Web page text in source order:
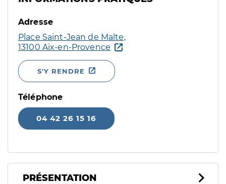
Adresse
Place Saint-Jean de Malte,
13100 Aix-en-Provence
S'Y RENDRE
Téléphone
04 42 26 15 16
PRÉSENTATION